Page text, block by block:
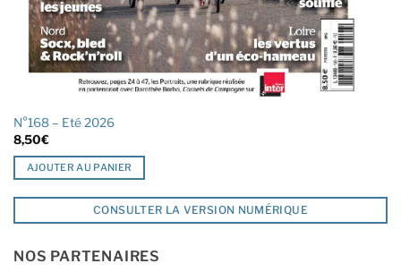
N°168 – Eté 2026
8,50€
AJOUTER AU PANIER
CONSULTER LA VERSION NUMÉRIQUE
NOS PARTENAIRES